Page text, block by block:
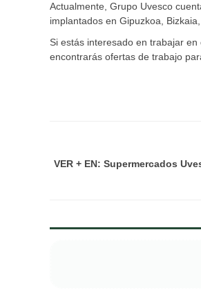
Actualmente, Grupo Uvesco
implantados en Gipuzkoa,
Si estás interesado en trabajar
encontrarás ofertas de trabajo
VER + EN: Supermercados